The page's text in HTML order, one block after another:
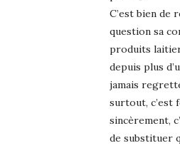
C’est bien de
question sa
produits
depuis plus
jamais
surtout, c’est
sincèrement,
de substituer